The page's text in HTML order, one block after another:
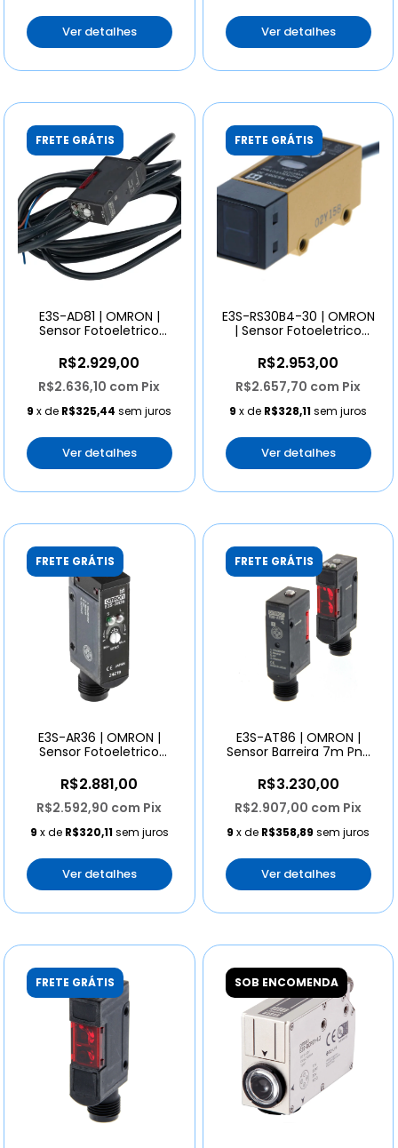
Ver detalhes Ver detalhes
FRETE GRÁTIS
E3S-AD81 | OMRON |
Sensor Fotoeletrico
R$2.929,00
R$2.636,10 com Pix
9 x de R$325,44 sem juros
Ver detalhes
FRETE GRÁTIS
E3S-RS30B4-30 | OMRON
| Sensor Fotoeletrico
Transparentes Garrafas
E Vidros Saida Pnp Cabo
2 Metros
R$2.953,00
R$2.657,70 com Pix
9 x de R$328,11 sem juros
Ver detalhes
FRETE GRÁTIS
E3S-AR36 | OMRON |
Sensor Fotoeletrico
metros Conector M12
R$2.881,00
R$2.592,90 com Pix
9 x de R$320,11sem juros
Ver detalhes
FRETE GRÁTIS
E3S-AT86 | OMRON |
Sensor Barreira 7m Pnp
R$3.230,00
R$2.907,00 com Pix
9 x de R$358,89 sem juros
Ver detalhes
FRETE GRÁTIS SOB ENCOMENDA